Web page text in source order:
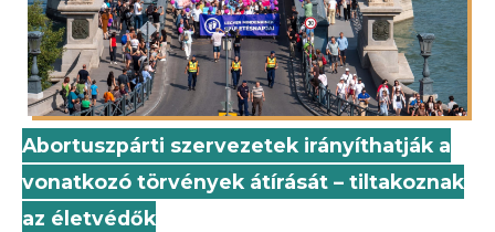
Abortuszpárti szervezetek irányíthatják a
vonatkozó törvények átírását – tiltakoznak
az életvédők